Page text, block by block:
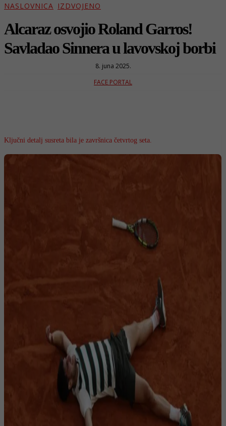
NASLOVNICA IZDVOJENO
Alcaraz osvojio Roland Garros!
Savladao Sinnera u lavovskoj borbi
8. juna 2025.
FACE PORTAL
Ključni detalj susreta bila je završnica četvrtog seta.